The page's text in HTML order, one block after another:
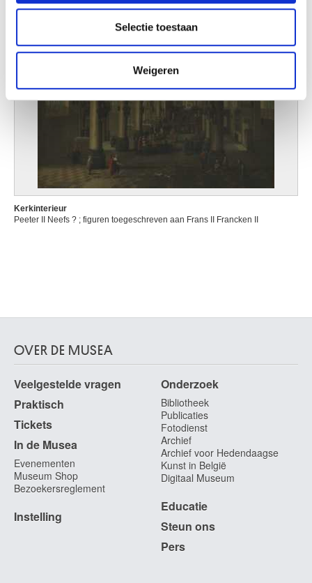
verzameld op basis van uw gebruik van hun services.
Selectie toestaan
Weigeren
Kerkinterieur
Peeter II Neefs ? ; figuren toegeschreven aan Frans II Francken II
OVER DE MUSEA
Veelgestelde vragen
Praktisch
Tickets
In de Musea
Evenementen
Museum Shop
Bezoekersreglement
Instelling
Onderzoek
Bibliotheek
Publicaties
Fotodienst
Archief
Archief voor Hedendaagse
Kunst in België
Digitaal Museum
Educatie
Steun ons
Pers